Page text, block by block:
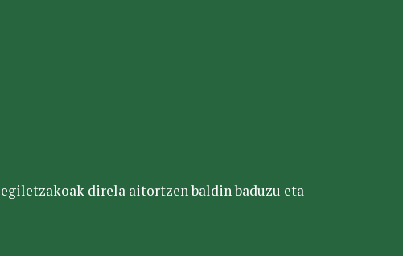
direla aitortzen baldin baduzu eta